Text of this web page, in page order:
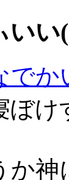
いい
でか
ぼけ
か